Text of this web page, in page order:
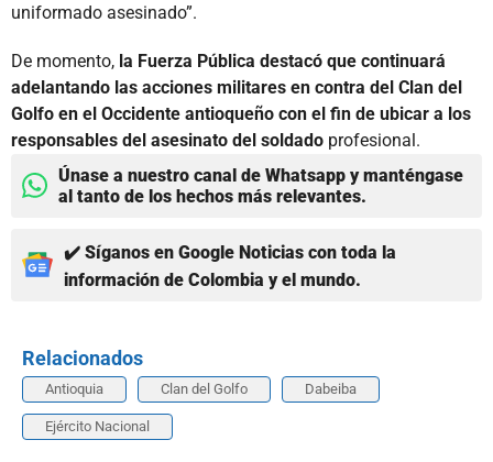
uniformado asesinado”.
De momento, la Fuerza Pública destacó que continuará
adelantando las acciones militares en contra del Clan del
Golfo en el Occidente antioqueño con el fin de ubicar a los
responsables del asesinato del soldado profesional.
Únase a nuestro canal de Whatsapp y manténgase
al tanto de los hechos más relevantes.
✔️ Síganos en Google Noticias con toda la
información de Colombia y el mundo.
Relacionados
Antioquia Clan del Golfo Dabeiba
Ejército Nacional